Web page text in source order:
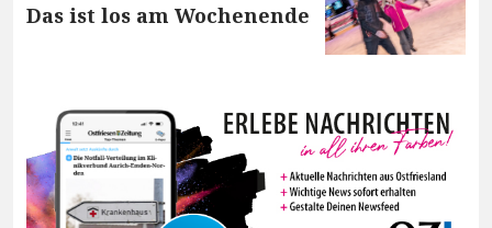
Das ist los am Wochenende